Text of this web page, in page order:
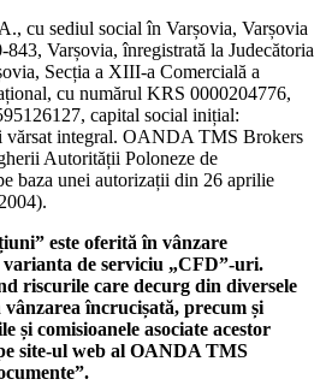
cu sediul social în Varșovia, Varșovia
Varșovia, înregistrată la Judecătoria
Secția a XIII-a Comercială a
cu numărul KRS 0000204776,
capital social inițial:
vărsat integral. OANDA TMS Brokers
Autorității Poloneze de
baza unei autorizații din 26 aprilie
este oferită în vânzare
de serviciu „CFD”-uri.
riscurile care decurg din diversele
încrucișată, precum și
comisioanele asociate acestor
site-ul web al OANDA TMS